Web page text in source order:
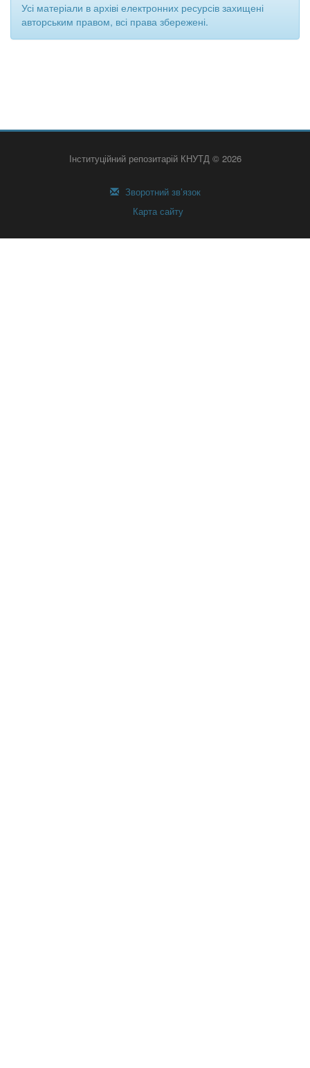
Усі матеріали в архіві електронних ресурсів захищені
авторським правом, всі права збережені.
Інституційний репозитарій КНУТД © 2026
Зворотний зв’язок
Карта сайту